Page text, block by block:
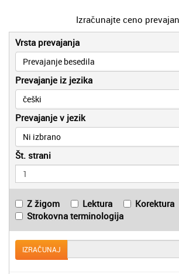
Izračunajte ceno
Vrsta prevajanja
Prevajanje besedila
Prevajanje iz jezika
češki
Prevajanje v jezik
Ni izbrano
Št. strani
Z žigom Lektura
Korektura
Strokovna terminologija
IZRAČUNAJ